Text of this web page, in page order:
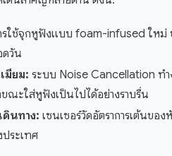
รใช้จุกหูฟังแบบ foam-infused ใหม่
ดวัน
มียม: ระบบ Noise Cancellation ท
ะใส่หูฟังเป็นไปได้อย่างราบรื่น
ดินทาง: เซนเซอร์วัดอัตราการเต้นข
ระเทศ